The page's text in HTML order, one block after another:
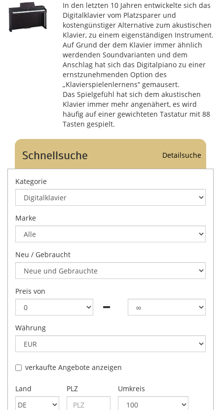
In den letzten 10 Jahren entwickelte sich das
Digitalklavier vom Platzsparer und
kostengünstiger Alternative zum akustischen
Klavier, zu einem eigenständigen Instrument.
Auf Grund der dem Klavier immer ähnlich
werdenden Soundvarianten und dem
Anschlag hat sich das Digitalpiano zu einer
ernstzunehmenden Option des
„Klavierspielenlernens“ gemausert.
Das Spielgefühl hat sich dem akustischen
Klavier immer mehr angenähert, es wird
häufig auf einer gewichteten Tastatur mit 88
Tasten gespielt.
Schnellsuche Detailsuche
Kategorie
Marke
Neu / Gebraucht
Preis von
Währung
verkaufte Angebote anzeigen
Land PLZ Umkreis